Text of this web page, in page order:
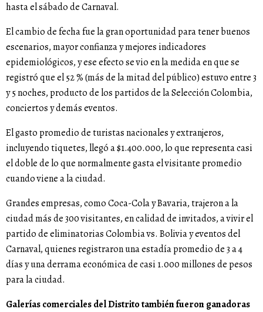
hasta el sábado de Carnaval.
El cambio de fecha fue la gran oportunidad para tener buenos
escenarios, mayor confianza y mejores indicadores
epidemiológicos, y ese efecto se vio en la medida en que se
registró que el 52 % (más de la mitad del público) estuvo entre 3
y 5 noches, producto de los partidos de la Selección Colombia,
conciertos y demás eventos.
El gasto promedio de turistas nacionales y extranjeros,
incluyendo tiquetes, llegó a $1.400.000, lo que representa casi
el doble de lo que normalmente gasta el visitante promedio
cuando viene a la ciudad.
Grandes empresas, como Coca-Cola y Bavaria, trajeron a la
ciudad más de 300 visitantes, en calidad de invitados, a vivir el
partido de eliminatorias Colombia vs. Bolivia y eventos del
Carnaval, quienes registraron una estadía promedio de 3 a 4
días y una derrama económica de casi 1.000 millones de pesos
para la ciudad.
Galerías comerciales del Distrito también fueron ganadoras